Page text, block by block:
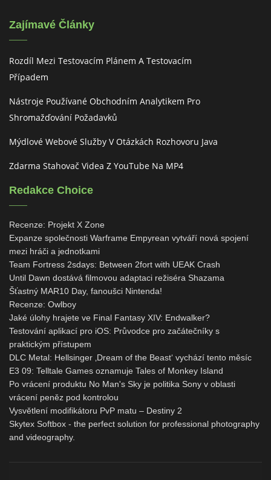
Zajímavé Články
Rozdíl Mezi Testovacím Plánem A Testovacím
Případem
Nástroje Používané Obchodním Analytikem Pro
Shromažďování Požadavků
Mýdlové Webové Služby V Otázkách Rozhovoru Java
Zdarma Stahovač Videa Z YouTube Na MP4
Redakce Choice
Recenze: Projekt X Zone
Expanze společnosti Warframe Empyrean vytváří nová spojení
mezi hráči a jednotkami
Team Fortress 2sdays: Between 2fort with UEAK Crash
Until Dawn dostává filmovou adaptaci režiséra Shazama
Šťastný MAR10 Day, fanoušci Nintenda!
Recenze: Owlboy
Jaké úlohy hrajete ve Final Fantasy XIV: Endwalker?
Testování aplikací pro iOS: Průvodce pro začátečníky s
praktickým přístupem
DLC Metal: Hellsinger ‚Dream of the Beast‘ vychází tento měsíc
E3 09: Telltale Games oznamuje Tales of Monkey Island
Po vrácení produktu No Man's Sky je politika Sony v oblasti
vrácení peněz pod kontrolou
Vysvětlení modifikátoru PvP matu – Destiny 2
Skytex Softbox - the perfect solution for professional photography
and videography.